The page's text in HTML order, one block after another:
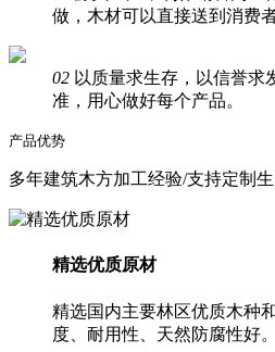
做，木材可以直接送到消费
02 以质量求生存，以信誉求
准，用心做好每个产品。
产品优势
多年建筑木方加工经验/支持定制
精选优质原材
精选国内主要林区优质木种
度、耐用性、天然防腐性好。